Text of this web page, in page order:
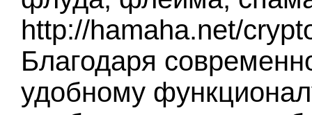
http://hamaha.net/
Благодаря
удобному